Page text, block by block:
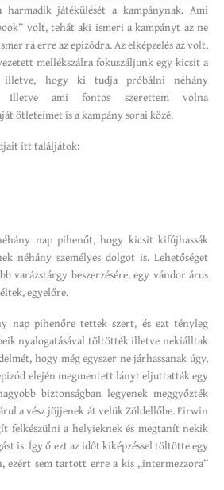
harmadik játékülését a kampánynak. Ami
volt, tehát aki ismeri a kampányt az ne
rá erre az epizódra. Az elképzelés az volt,
mellékszálra fokuszáljunk egy kicsit a
illetve, hogy ki tudja próbálni néhány
Illetve ami fontos szerettem volna
ötleteimet is a kampány sorai közé.
itt találjátok:
nap pihenőt, hogy kicsit kifújhassák
néhány személyes dolgot is. Lehetőséget
varázstárgy beszerzésére, egy vándor árus
egyelőre.
nap pihenőre tettek szert, és ezt tényleg
nyalogatásával töltötték illetve nekiálltak
hogy még egyszer ne járhassanak úgy,
elején megmentett lányt eljuttatták egy
biztonságban legyenek meggyőzték
a vész jöjjenek át velük Zöldellőbe. Firwin
felkészülni a helyieknek és megtanít nekik
is. Így ő ezt az időt kiképzéssel töltötte egy
ezért sem tartott erre a kis „intermezzora”